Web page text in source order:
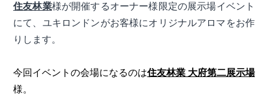
住友林業様が開催するオーナー様限定の展示場イベント
にて、ユキロンドンがお客様にオリジナルアロマをお作
りします。
今回イベントの会場になるのは住友林業 大府第二展示場
様。